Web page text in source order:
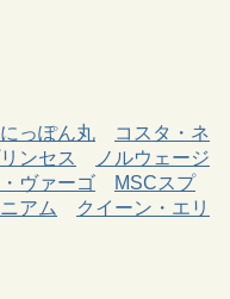
にっぽん丸
コスタ・ネ
ンセス
ノルウェージ
ヴァーゴ
MSCスプ
アム
クイーン・エリ